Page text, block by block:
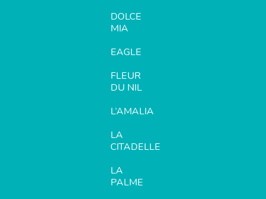
DOLCE
MIA
EAGLE
FLEUR
DU NIL
L’AMALIA
LA
CITADELLE
LA
PALME